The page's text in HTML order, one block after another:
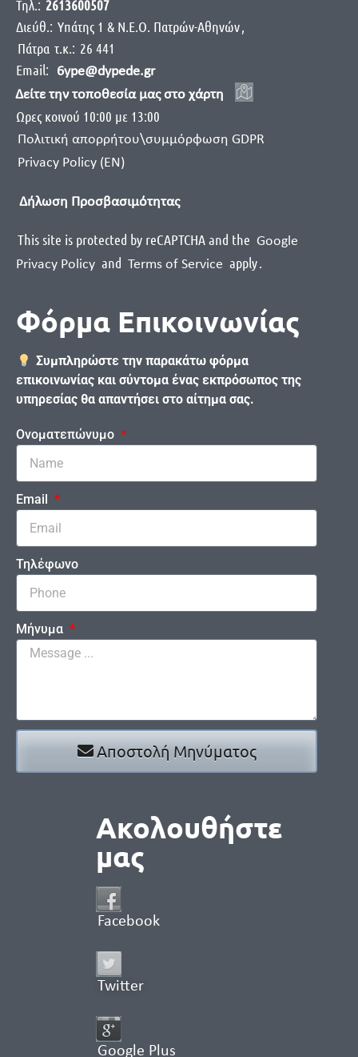
Τηλ.: 2613600507
Διεύθ.: Yπάτης 1 & Ν.Ε.Ο. Πατρών-Αθηνών,
Πάτρα τ.κ.: 26 441
Email:
6ype@dypede.gr
Δείτε την τοποθεσία μας στο χάρτη
Ωρες κοινού 10:00 με 13:00
Πολιτική απορρήτου\συμμόρφωση GDPR
Privacy Policy (EN)
Δήλωση Προσβασιμότητας
This site is protected by reCAPTCHA and the Google
Privacy Policy and Terms of Service apply.
Φόρμα Επικοινωνίας
Συμπληρώστε την παρακάτω φόρμα
επικοινωνίας και σύντομα ένας εκπρόσωπος της
υπηρεσίας θα απαντήσει στο αίτημα σας.
Ονοματεπώνυμο
Email
Τηλέφωνο
Μήνυμα
Αποστολή Μηνύματος
Ακολουθήστε
μας
Facebook
Twitter
Google Plus